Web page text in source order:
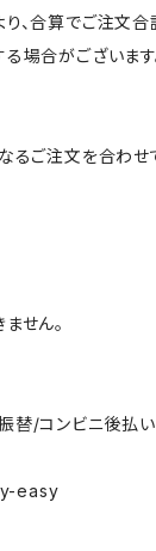
、合算でご注文
場合がございます
るご注文を合わ
せん。
替/コンビニ後払
easy